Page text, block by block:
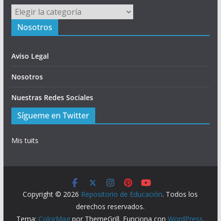
Menú
Nosotros
Aviso Legal
Nosotros
Nuestras Redes Sociales
Sígueme en Twitter
Mis tuits
Copyright © 2026 Repositorio de Educación. Todos los
derechos reservados.
Tema: ColorMag por ThemeGrill. Funciona conWordPress.